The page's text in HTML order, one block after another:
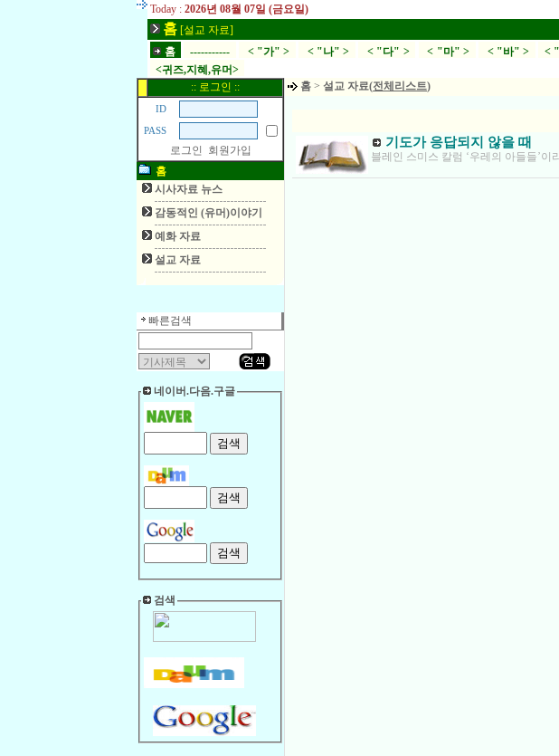
Today : 2026년 08월 07일 (금요일)
홈 [설교 자료]
홈
----------- < "가" > < "나" > < "다" > < "마" > < "바" > <
<귀즈,지혜,유머>
:: 로그인 ::
ID
PASS
로그인
회원가입
홈
시사자료 뉴스
감동적인 (유머)이야기
예화 자료
설교 자료
빠른검색
네이버.다음.구글
검색
홈 > 설교 자료(전체리스트)
기도가 응답되지 않을 때
블레인 스미스 칼럼 ‘우레의 아들들’